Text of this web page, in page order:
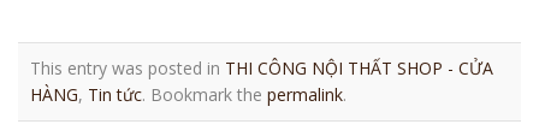
This entry was posted in THI CÔNG NỘI THẤT SHOP - CỬA
HÀNG, Tin tức. Bookmark the permalink.